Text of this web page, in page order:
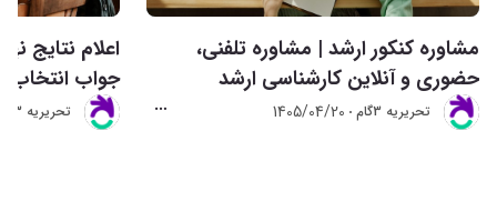
مشاوره کنکور ارشد | مشاوره تلفنی،
حضوری و آنلاین کارشناسی ارشد
تحريريه 3گام 1405/04/20
جواب انتخاب
تحريريه 3گام